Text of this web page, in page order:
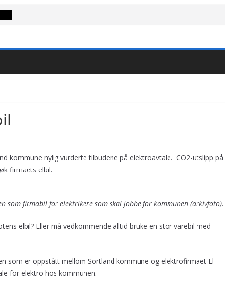
kommune nylig vurderte tilbudene på elektroavtale. CO2-utslipp på
firmaets elbil.
som firmabil for elektrikere som skal jobbe for kommunen (arkivfoto).
elbil? Eller må vedkommende alltid bruke en stor varebil med
som er oppstått mellom Sortland kommune og elektrofirmaet El-
for elektro hos kommunen.